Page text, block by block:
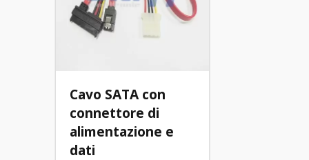
Cavo SATA con
connettore di
alimentazione e
dati